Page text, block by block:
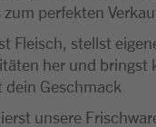
zum perfekten
Fleisch, stellst
her und bringst
dein Geschmack
unsere